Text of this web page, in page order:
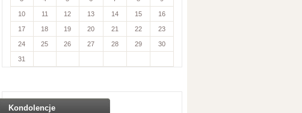
10 11 12 13 14 15 16
17 18 19 20 21 22 23
24 25 26 27 28 29 30
31
Kondolencje